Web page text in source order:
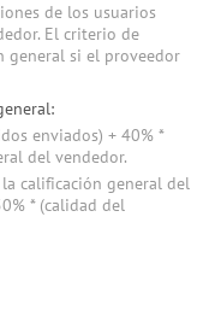
de los usuarios
El criterio de
general si el proveedor
enviados) + 40% *
del vendedor.
calificación general del
* (сalidad del